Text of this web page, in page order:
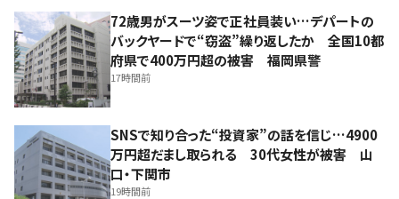
72歳男がスーツ姿で正社員装い…デパートの
バックヤードで“窃盗”繰り返したか 全国10都
府県で400万円超の被害 福岡県警
17時間前
SNSで知り合った“投資家”の話を信じ…4900
万円超だまし取られる 30代女性が被害 山
口・下関市
19時間前